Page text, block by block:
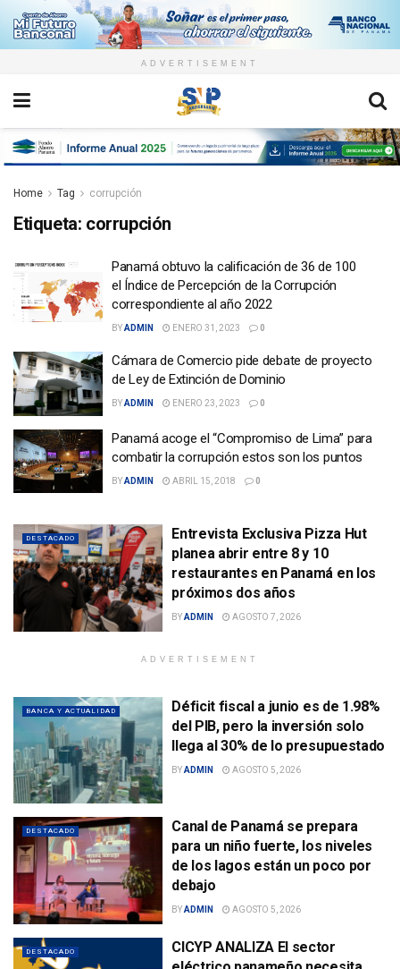
ADVERTISEMENT
Home Tag corrupción
Etiqueta: corrupción
Panamá obtuvo la calificación de 36 de 100
el Índice de Percepción de la Corrupción
correspondiente al año 2022
BYADMIN ENERO 31, 2023 0
Cámara de Comercio pide debate de proyecto
de Ley de Extinción de Dominio
BYADMIN ENERO 23, 2023 0
Panamá acoge el “Compromiso de Lima” para
combatir la corrupción estos son los puntos
BYADMIN ABRIL 15, 2018 0
DESTACADO
Entrevista Exclusiva Pizza Hut
planea abrir entre 8 y 10
restaurantes en Panamá en los
próximos dos años
BYADMIN AGOSTO 7, 2026
ADVERTISEMENT
BANCA Y ACTUALIDAD
Déficit fiscal a junio es de 1.98%
del PIB, pero la inversión solo
llega al 30% de lo presupuestado
BYADMIN AGOSTO 5, 2026
DESTACADO
Canal de Panamá se prepara
para un niño fuerte, los niveles
de los lagos están un poco por
debajo
BYADMIN AGOSTO 5, 2026
DESTACADO
CICYP ANALIZA El sector